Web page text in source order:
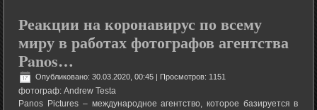
Реакции на коронавирус по всему
миру в работах фотографов агентства
Panos…
Опубликовано: 30.03.2020, 00:45 | Просмотров: 1151
фотограф: Andrew Testa
Panos Pictures – международное агентство, которое базируется в